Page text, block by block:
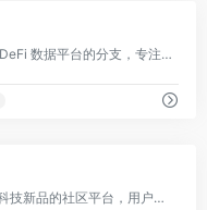
DefiLlama Raises 是一个开源 DeFi 数据平台的分支，专注于跟踪加密货币和区块链项目的融资轮次、总金额及投资者信息，提供透明的行业资金流动洞察，无广告干扰。
Product Hunt 是一个每日精选科技新品的社区平台，用户可提交、发现和投票最新移动应用、网站、硬件及创新产品，助力科技爱好者和创业者分享与交流前沿科技动态。